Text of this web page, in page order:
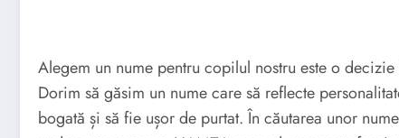
Alegem un nume pentru copilul nostru este o
Dorim să găsim un nume care să reflecte
bogată și să fie ușor de purtat. În căutarea unor